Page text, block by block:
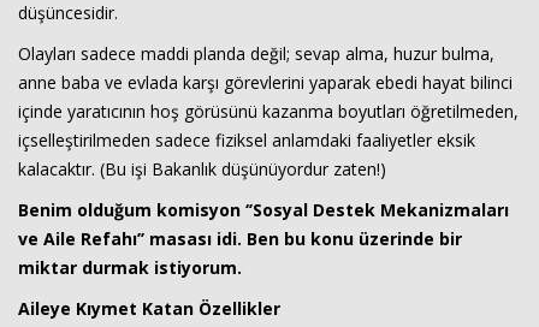
düşüncesidir.
Olayları sadece maddi planda değil; sevap alma, huzur bulma,
anne baba ve evlada karşı görevlerini yaparak ebedi hayat bilinci
içinde yaratıcının hoş görüsünü kazanma boyutları öğretilmeden,
içselleştirilmeden sadece fiziksel anlamdaki faaliyetler eksik
kalacaktır. (Bu işi Bakanlık düşünüyordur zaten!)
Benim olduğum komisyon ‘’Sosyal Destek Mekanizmaları
ve Aile Refahı’’ masası idi. Ben bu konu üzerinde bir
miktar durmak istiyorum.
Aileye Kıymet Katan Özellikler